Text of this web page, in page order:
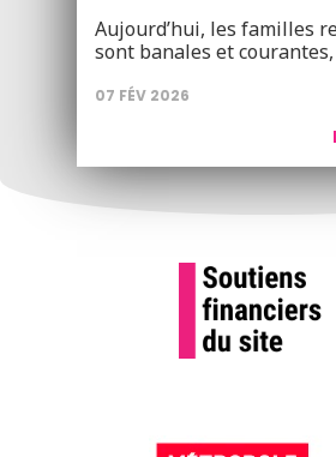
Aujourd’hui, les familles
sont banales et
07 FÉV 2026